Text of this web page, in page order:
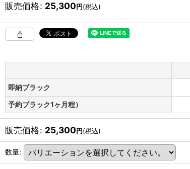
販売価格: 25,300円(税込)
即納ブラック
予約ブラック1ヶ月程）
販売価格: 25,300円(税込)
数量: